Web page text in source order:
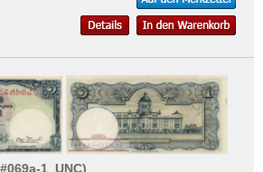
1_UNC)